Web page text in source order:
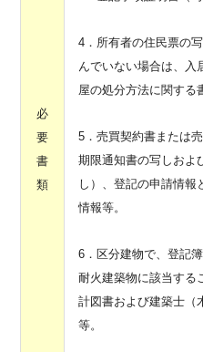
必
要
書
類
4．所有者の住民票の
んでいない場合は、入
屋の処分方法に関する
5．売買契約書または
期限通知書の写しおよ
し）、登記の申請情報
情報等。
6．区分建物で、登記
耐火建築物に該当する
計図書および建築士（
等。